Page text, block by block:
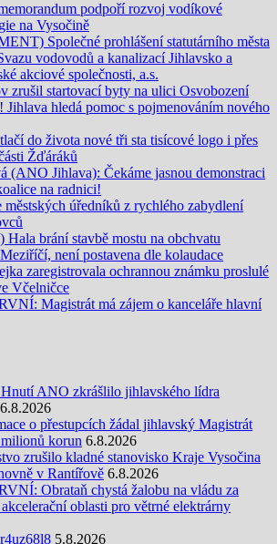
podpoří rozvoj vodíkové
na Vysočině
Společné prohlášení statutárního města
vodovodů a kanalizací Jihlavsko a
akciové společnosti, a.s.
zrušil startovací byty na ulici Osvobození
Jihlava hledá pomoc s pojmenováním nového
do života nové tři sta tisícové logo i přes
Žďáráků
(ANO Jihlava): Čekáme jasnou demonstraci
na radnici!
městských úředníků z rychlého zabydlení
brání stavbě mostu na obchvatu
není postavena dle kolaudace
zaregistrovala ochrannou známku proslulé
Včelničce
Magistrát má zájem o kanceláře hlavní
ANO zkrášlilo jihlavského lídra
6.8.2026
o přestupcích žádal jihlavský Magistrát
milionů korun 6.8.2026
zrušilo kladné stanovisko Kraje Vysočina
v Rantířově 6.8.2026
Obrataň chystá žalobu na vládu za
oblasti pro větrné elektrárny
5.8.2026